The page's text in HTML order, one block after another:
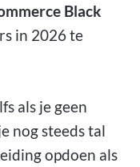
Black
in 2026 te
als je geen
nog steeds tal
opdoen als